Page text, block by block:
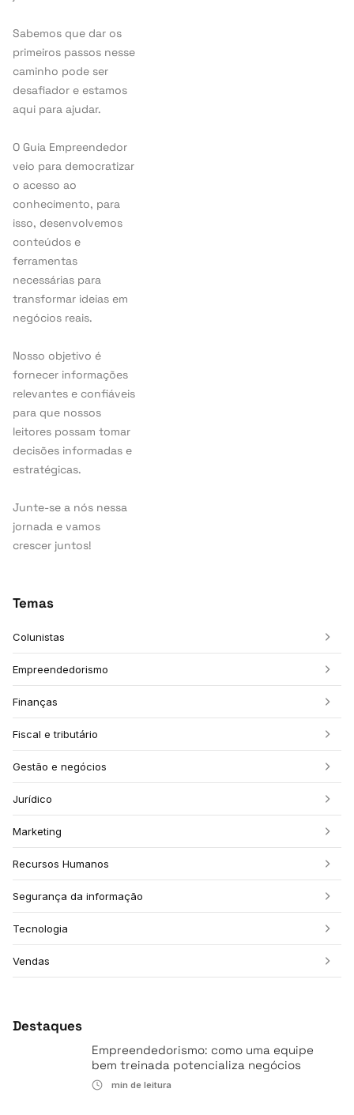
Sabemos que dar os
primeiros passos nesse
caminho pode ser
desafiador e estamos
aqui para ajudar.
O Guia Empreendedor
veio para democratizar
o acesso ao
conhecimento, para
isso, desenvolvemos
conteúdos e
ferramentas
necessárias para
transformar ideias em
negócios reais.
Nosso objetivo é
fornecer informações
relevantes e confiáveis
para que nossos
leitores possam tomar
decisões informadas e
estratégicas.
Junte-se a nós nessa
jornada e vamos
crescer juntos!
Temas
Colunistas
Empreendedorismo
Finanças
Fiscal e tributário
Gestão e negócios
Jurídico
Marketing
Recursos Humanos
Segurança da informação
Tecnologia
Vendas
Destaques
Empreendedorismo: como uma equipe
bem treinada potencializa negócios
min de leitura